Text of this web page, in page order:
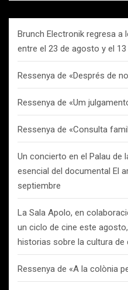
Brunch Electronik regresa
entre el 23 de agosto y el
Ressenya de «Després de
Ressenya de «Um
Ressenya de «Consulta
Un concierto en el Palau de
esencial del documental El
septiembre
La Sala Apolo, en
un ciclo de cine este
historias sobre la cultura de
Ressenya de «A la colònia